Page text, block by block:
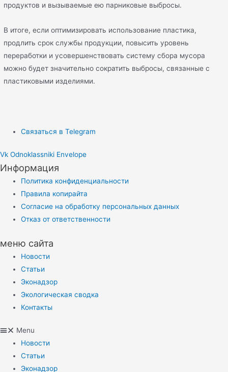
продуктов и вызываемые ею парниковые выбросы.
В итоге, если оптимизировать использование пластика,
продлить срок службы продукции, повысить уровень
переработки и усовершенствовать систему сбора мусора
можно будет значительно сократить выбросы, связанные с
пластиковыми изделиями.
Связаться в Telegram
Vk Odnoklassniki Envelope
Информация
Политика конфиденциальности
Правила копирайта
Согласие на обработку персональных данных
Отказ от ответственности
меню сайта
Новости
Статьи
Эконадзор
Экологическая сводка
Контакты
Menu
Новости
Статьи
Эконадзор